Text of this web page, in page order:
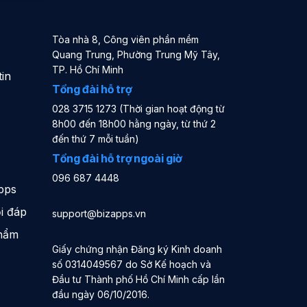
đáp
Tòa nhà 8, Công viên phần mềm
Quang Trung, Phường Trung Mỹ Tây,
TP. Hồ Chí Minh
Tổng đài hỗ trợ
028 3715 1273 (Thời gian hoạt động từ
8h00 đến 18h00 hằng ngày, từ thứ 2
đến thứ 7 mỗi tuần)
Tổng đài hỗ trợ ngoài giờ
096 687 4448
support@bizapps.vn
Giấy chứng nhận Đăng ký Kinh doanh
số 0314049567 do Sở Kế hoạch và
Đầu tư Thành phố Hồ Chí Minh cấp lần
đầu ngày 06/10/2016.